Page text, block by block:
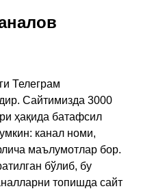
Телеграм
Сайтимизда 3000
ҳақида батафсил
канал номи,
маълумотлар бор.
бўлиб, бу
топишда сайт